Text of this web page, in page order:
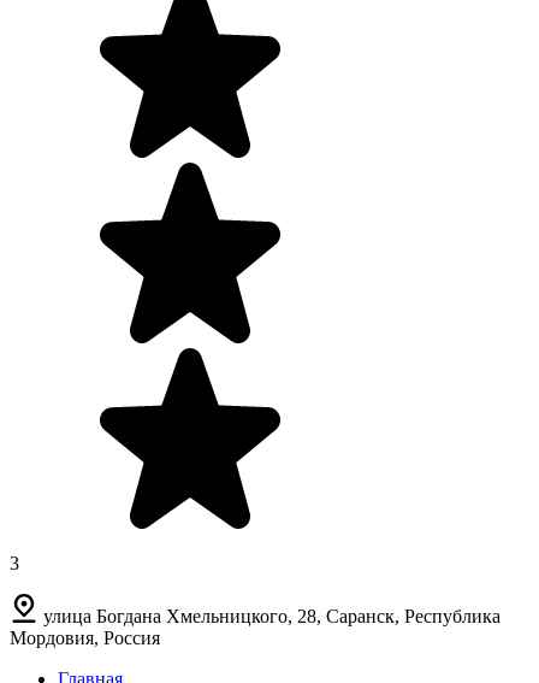
3
улица Богдана Хмельницкого, 28, Саранск, Республика
Мордовия, Россия
Главная